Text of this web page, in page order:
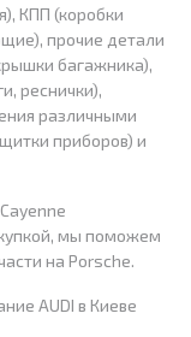
КПП (коробки
прочие детали
багажника),
реснички),
различными
приборов) и
мы поможем
на Porsche.
AUDI в Киеве